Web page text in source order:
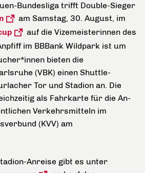
Bundesliga trifft Double-Sieger
am Samstag, 30. August, im
auf die Vizemeisterinnen des
im BBBank Wildpark ist um
bieten die
(VBK) einen Shuttle-
Tor und Stadion an. Die
als Fahrkarte für die An-
Verkehrsmitteln im
(KVV) am
Anreise gibt es unter